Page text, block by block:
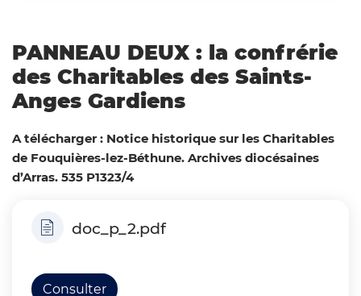
PANNEAU DEUX : la confrérie
des Charitables des Saints-
Anges Gardiens
A télécharger : Notice historique sur les Charitables
de Fouquières-lez-Béthune. Archives diocésaines
d’Arras. 535 P1323/4
doc_p_2.pdf
Consulter